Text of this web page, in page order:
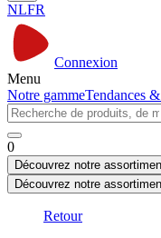
NLFR
Connexion
Menu
Notre gammeTendances
0
Découvrez notre
Découvrez notre
Retour